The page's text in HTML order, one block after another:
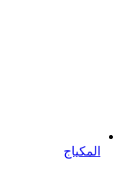
المكياج